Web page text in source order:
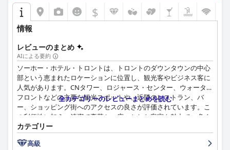
清潔さは一貫したハイライトであり、多くのゲストがホテルの手
入れの行き届いた客室と共用エリアに注目しています。軽微な清
掃の問題が時折言及されていますが、これらは例外であり、標準
ではありません。ハウスキーピングスタッフは、効率と丁寧さで
頻繁に称賛され、ゲストのポジティブな体験をさらに高めていま
す。
ホテルのスタッフは、フレンドリーさ、親切さ、プロ意識で複数
のレビューで高い評価を受けています。受付チームやハウスキー
ピングから、バーやレストランのスタッフまで、ゲストはチーム
が提供する優れたサービスを強調し、滞在をより楽しく、手間の
かからないものにしています。
WiFi、ジム、プールなどのアメニティは、賛否両論ありますが、
概して肯定的なフィードバックを受けています。WiFi は信頼性が
$
情報
レビューのまとめ
AIによる要約
ソーホー・ホテル・トロントは、トロントのダウンタウンの中心
部という恵まれたロケーションに位置し、観光客やビジネス客に
人気があります。CNタワー、ロジャース・センター、ウォーター
フロントなどの主要な観光スポットや、近隣のレストラン、バ
ー、ショッピング街へのアクセスの良さが評価されています。こ
の利便性に加え、清潔で豪華かつ広々とした客室も魅力で、多く
の客室からは象徴的なランドマークの素晴らしい景色を眺めるこ
とができます。
全カテゴリーのレビューまとめを読む
カテゴリー
高級